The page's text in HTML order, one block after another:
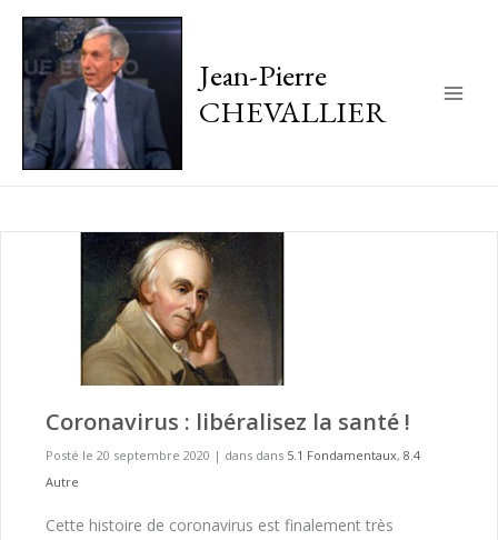
Jean-Pierre
CHEVALLIER
Coronavirus : libéralisez la santé !
Posté le 20 septembre 2020 | dans dans 5.1 Fondamentaux, 8.4
Autre
Cette histoire de coronavirus est finalement très